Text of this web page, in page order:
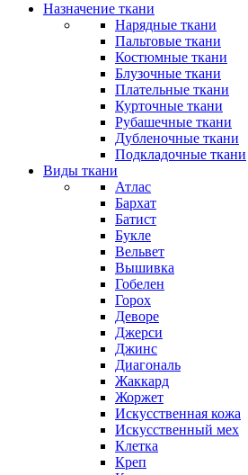
Назначение ткани
Нарядные ткани
Пальтовые ткани
Костюмные ткани
Блузочные ткани
Плательные ткани
Курточные ткани
Рубашечные ткани
Дубленочные ткани
Подкладочные ткани
Виды ткани
Атлас
Бархат
Батист
Букле
Вельвет
Вышивка
Гобелен
Горох
Деворе
Джерси
Джинс
Диагональ
Жаккард
Жоржет
Искусственная кожа
Искусственный мех
Клетка
Креп